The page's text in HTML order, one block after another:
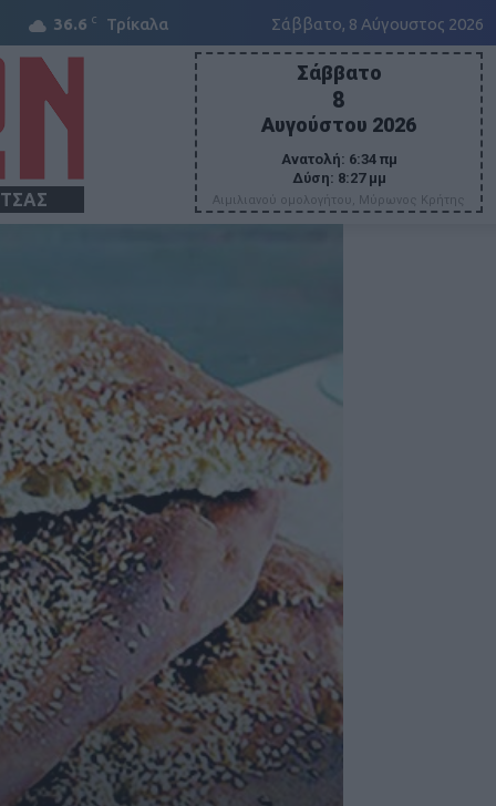
36.6 C Τρίκαλα Σάββατο, 8 Αύγουστος 2026
Σάββατο
8
Αυγούστου 2026
Ανατολή: 6:34 πμ
Δύση: 8:27 μμ
Αιμιλιανού ομολογήτου, Μύρωνος Κρήτης